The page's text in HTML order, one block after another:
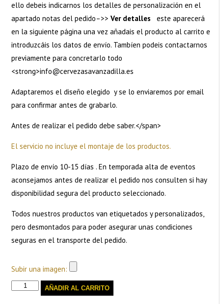
ello debeis indicarnos los detalles de personalización en el
apartado notas del pedido–>> Ver detalles
este aparecerá
en la siguiente página una vez añadais el producto al carrito e
introduzcáis los datos de envío. Tambíen podeis contactarnos
previamente para concretarlo todo
<strong>info@cervezasavanzadilla.es
Adaptaremos el diseño elegido y se lo enviaremos por email
para confirmar antes de grabarlo.
Antes de realizar el pedido debe saber.</span>
El servicio no incluye el montaje de los productos.
Plazo de envío 10-15 días . En temporada alta de eventos
aconsejamos antes de realizar el pedido nos consulten si hay
disponibilidad segura del producto seleccionado.
Todos nuestros productos van etiquetados y personalizados,
pero desmontados para poder asegurar unas condiciones
seguras en el transporte del pedido.
Subir una imagen:
Detalles
para AÑADIR AL CARRITO